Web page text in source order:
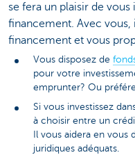
se fera un plaisir de
financement. Avec vous,
financement et vous
Vous disposez de
pour votre
emprunter? Ou
Si vous investissez
à choisir entre un
Il vous aidera en vous
juridiques adéquats.